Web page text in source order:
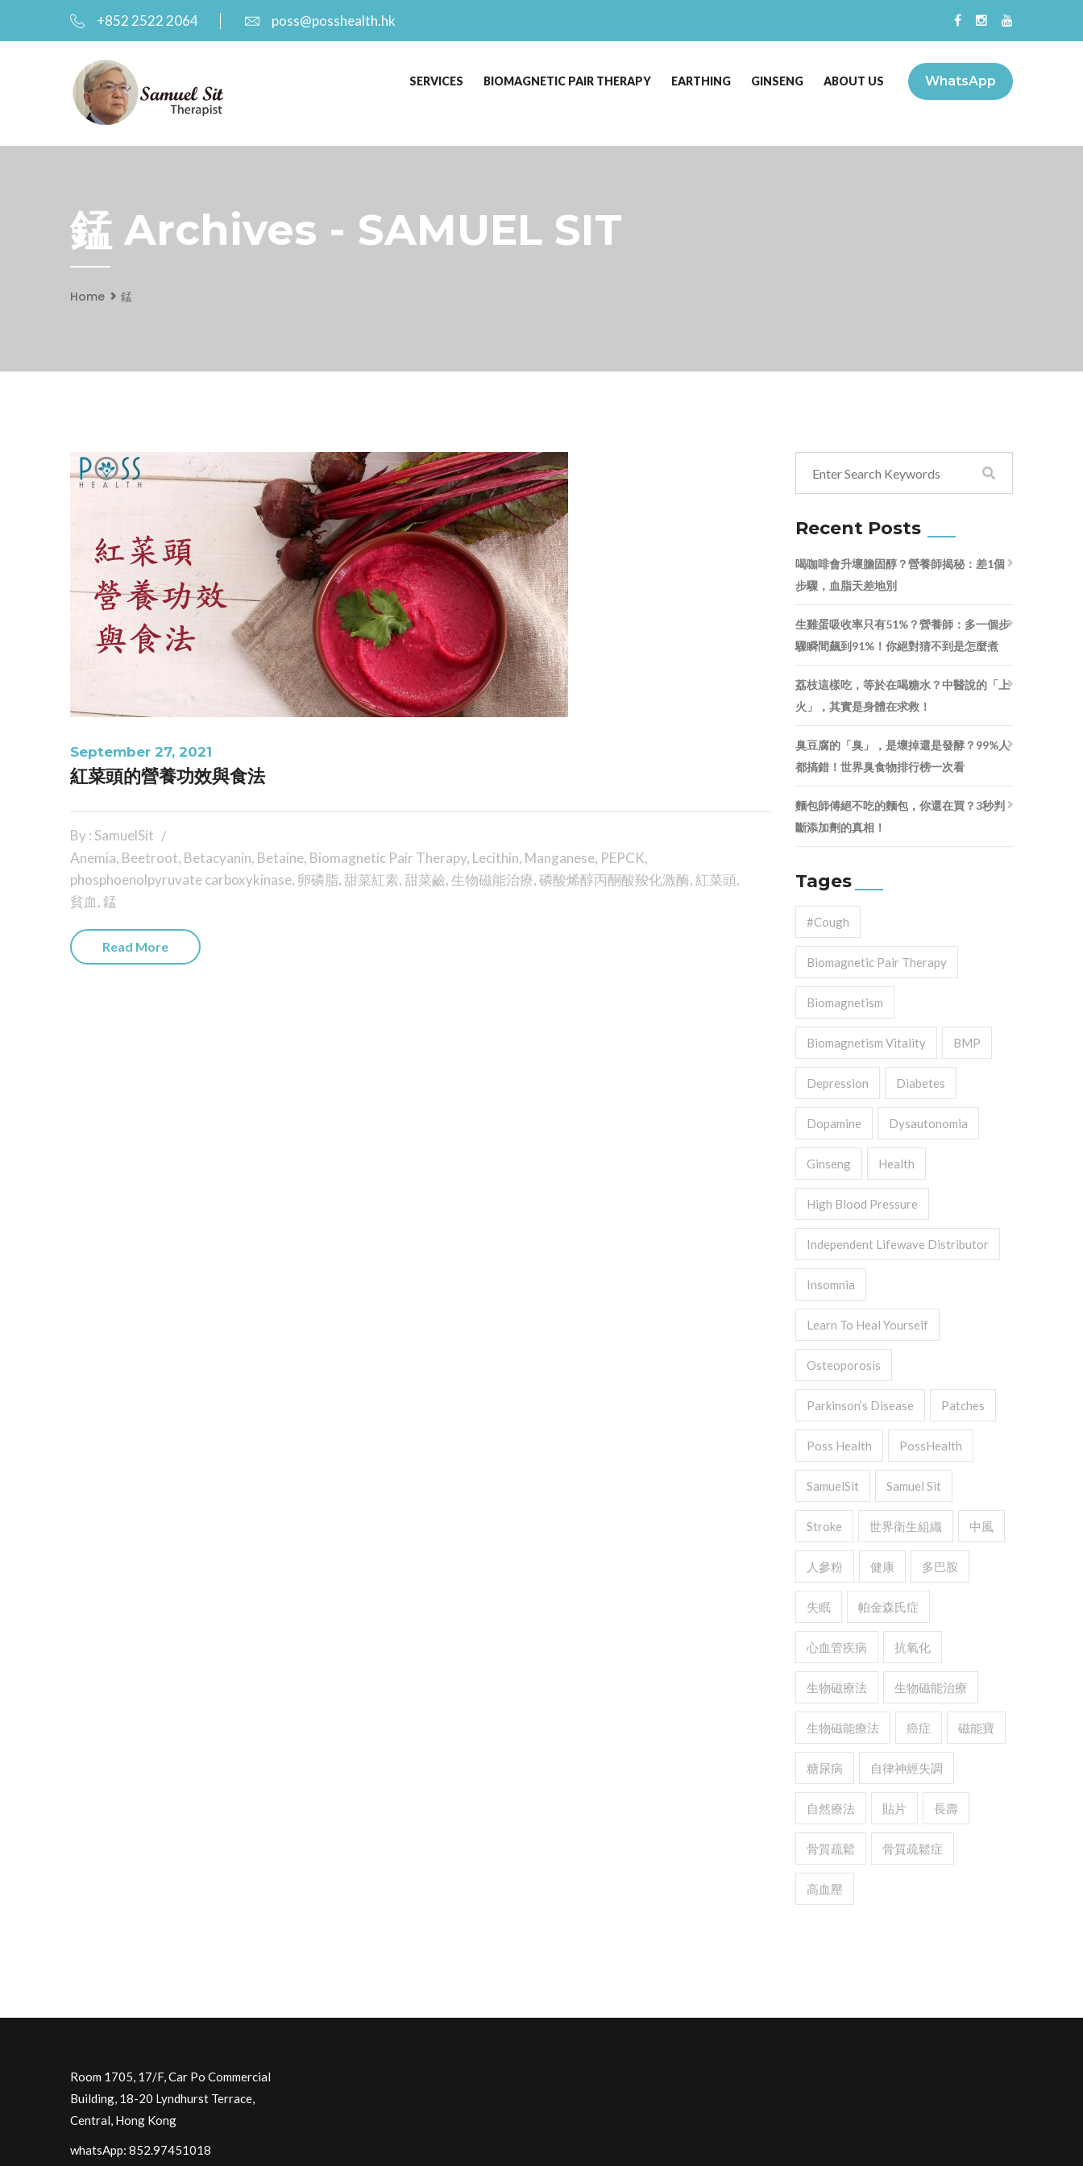
+852 2522 2064 poss@posshealth.hk
WhatsApp
SERVICES BIOMAGNETIC PAIR THERAPY EARTHING GINSENG ABOUT US
錳 Archives - SAMUEL SIT
Home 錳
September 27, 2021
紅菜頭的營養功效與食法
By : SamuelSit
Anemia, Beetroot, Betacyanin, Betaine, Biomagnetic Pair Therapy, Lecithin, Manganese, PEPCK,
phosphoenolpyruvate carboxykinase, 卵磷脂,甜菜紅素,甜菜鹼, 生物磁能治療,磷酸烯醇丙酮酸羧化激酶,紅菜頭,
貧血,錳
Read More
Recent Posts
喝咖啡會升壞膽固醇？營養師揭秘：差1個
步驟，血脂天差地別
生雞蛋吸收率只有51%？營養師：多一個步
驟瞬間飆到91%！你絕對猜不到是怎麼煮
荔枝這樣吃，等於在喝糖水？中醫說的「上
火」，其實是身體在求救！
臭豆腐的「臭」，是壞掉還是發酵？99%人
都搞錯！世界臭食物排行榜一次看
麵包師傅絕不吃的麵包，你還在買？3秒判
斷添加劑的真相！
Tages
#cough
Biomagnetic Pair Therapy
Biomagnetism
Biomagnetism Vitality BMP
Depression Diabetes
Dopamine Dysautonomia
Ginseng Health
High Blood Pressure
Independent Lifewave Distributor
Insomnia
Learn To Heal Yourself
Osteoporosis
Parkinson’s Disease Patches
Poss Health PossHealth
SamuelSit Samuel Sit
Stroke 世界衛生組織 中風
人參粉 健康 多巴胺
失眠 帕金森氏症
心血管疾病 抗氧化
生物磁療法 生物磁能治療
生物磁能療法 癌症 磁能寶
糖尿病 自律神經失調
自然療法 貼片 長壽
骨質疏鬆 骨質疏鬆症
高血壓
Room 1705, 17/F, Car Po Commercial
Building, 18-20 Lyndhurst Terrace,
Central, Hong Kong
whatsApp: 852.97451018